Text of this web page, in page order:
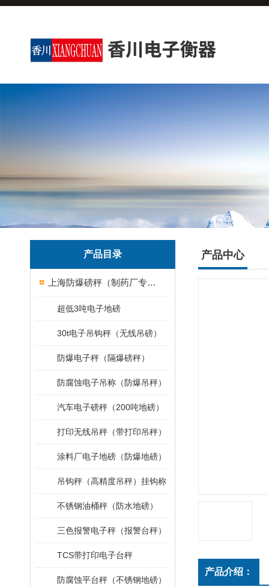
产品目录
上海防爆磅秤（制药厂专用）
超低3吨电子地磅
30t电子吊钩秤（无线吊磅）
防爆电子秤（隔爆磅秤）
防腐蚀电子吊称（防爆吊秤）
汽车电子磅秤（200吨地磅）
打印无线吊秤（带打印吊秤）
涂料厂电子地磅（防爆地磅）
吊钩秤（高精度吊秤）挂钩称
不锈钢油桶秤（防水地磅）
三色报警电子秤（报警台秤）
TCS带打印电子台秤
防腐蚀平台秤（不锈钢地磅）
产品中心
产品介绍：